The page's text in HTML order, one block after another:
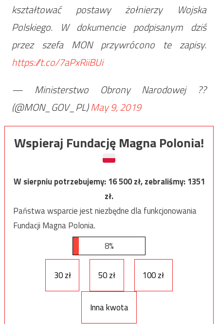
kształtować postawy żołnierzy Wojska
Polskiego. W dokumencie podpisanym dziś
przez szefa MON przywrócono te zapisy.
https://t.co/7aPxRiiBUi
— Ministerstwo Obrony Narodowej ??
(@MON_GOV_PL)May 9, 2019
Wspieraj Fundację Magna Polonia!
W sierpniu potrzebujemy:16 500zł, zebraliśmy:1351
zł.
Państwa wsparcie jest niezbędne dla funkcjonowania
Fundacji Magna Polonia.
8%
30 zł 50 zł 100 zł
Inna kwota